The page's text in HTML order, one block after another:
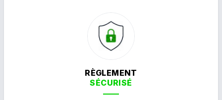
RÈGLEMENT
SÉCURISÉ